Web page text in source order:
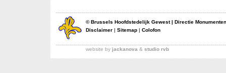
©Brussels Hoofdstedelijk Gewest| Directie
Disclaimer | Sitemap | Colofon
website by jackanova & studio rvb